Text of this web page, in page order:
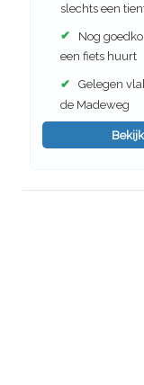
slechts een
✔
Nog
een fiets huurt
✔
Gelegen
de Madeweg